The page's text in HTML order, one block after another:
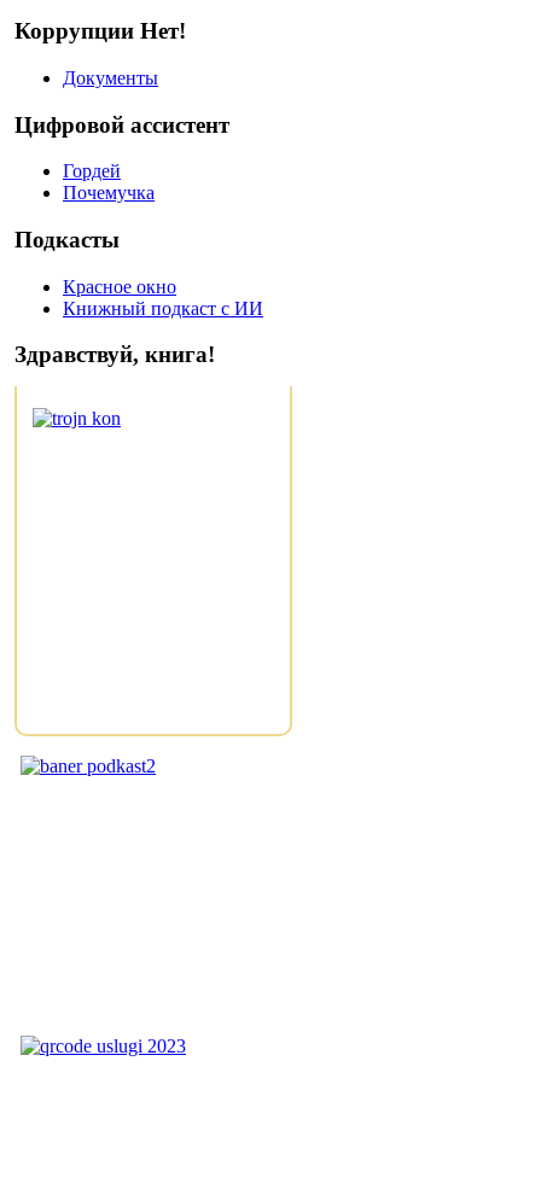
Коррупции Нет!
Документы
Цифровой ассистент
Гордей
Почемучка
Подкасты
Красное окно
Книжный подкаст с ИИ
Здравствуй, книга!